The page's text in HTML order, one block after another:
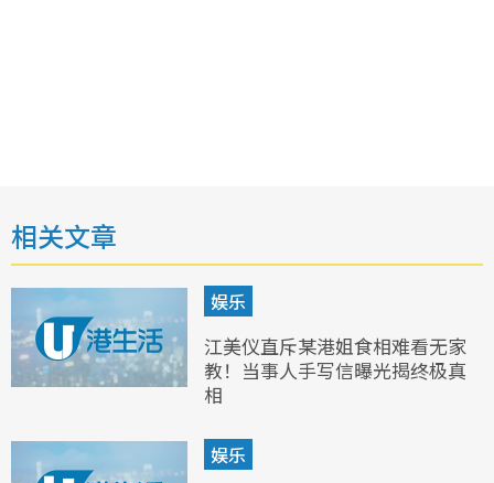
相关文章
娱乐
江美仪直斥某港姐食相难看无家
教！当事人手写信曝光揭终极真
相
娱乐